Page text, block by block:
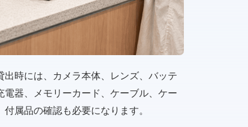
出時には、カメラ本体、レンズ、バッテ
電器、メモリーカード、ケーブル、ケー
付属品の確認も必要になります。